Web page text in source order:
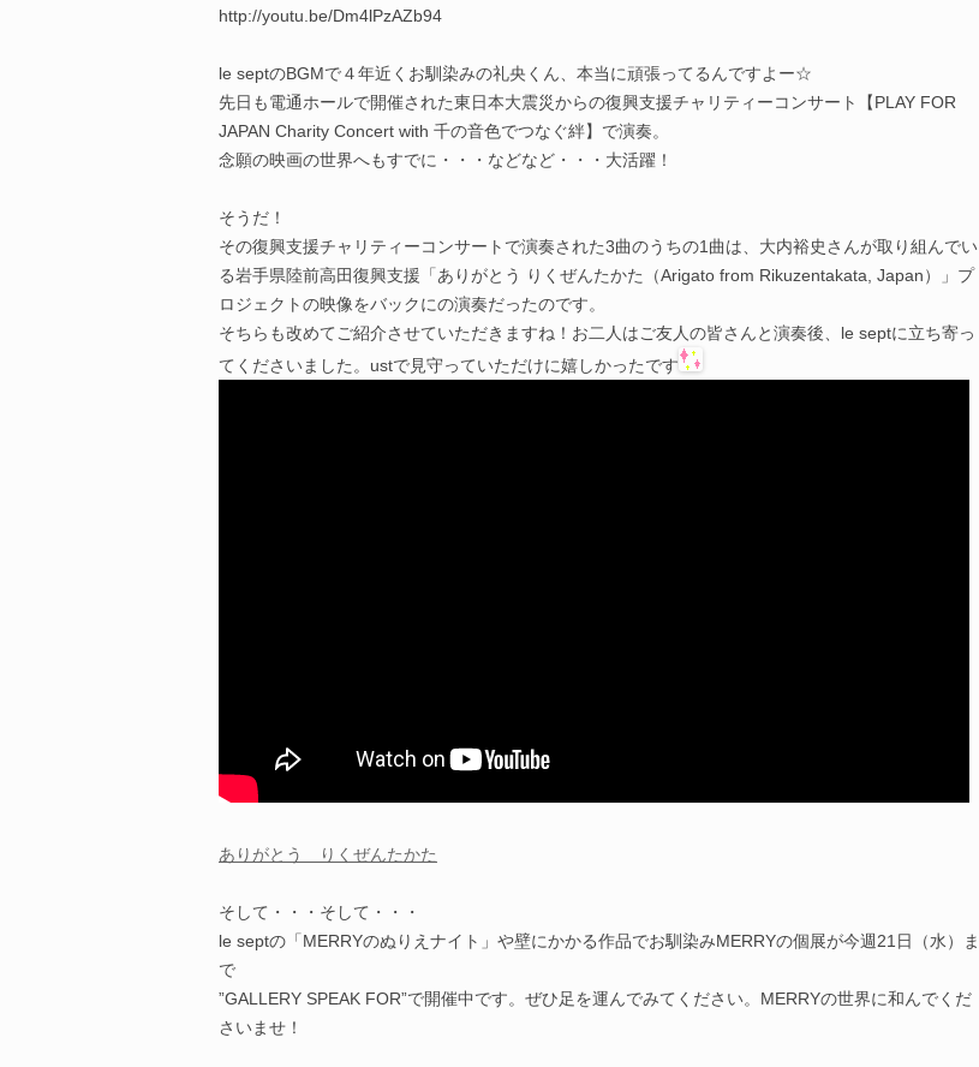
http://youtu.be/Dm4lPzAZb94
le septのBGMで４年近くお馴染みの礼央くん、本当に頑張ってるんですよー☆
先日も電通ホールで開催された東日本大震災からの復興支援チャリティーコンサート【PLAY FOR
JAPAN Charity Concert with 千の音色でつなぐ絆】で演奏。
念願の映画の世界へもすでに・・・などなど・・・大活躍！
そうだ！
その復興支援チャリティーコンサートで演奏された3曲のうちの1曲は、大内裕史さんが取り組んでい
る岩手県陸前高田復興支援「ありがとう りくぜんたかた（Arigato from Rikuzentakata, Japan）」プ
ロジェクトの映像をバックにの演奏だったのです。
そちらも改めてご紹介させていただきますね！お二人はご友人の皆さんと演奏後、le septに立ち寄っ
てくださいました。ustで見守っていただけに嬉しかったです
ありがとう りくぜんたかた
そして・・・そして・・・
le septの「MERRYのぬりえナイト」や壁にかかる作品でお馴染みMERRYの個展が今週21日（水）ま
で
”GALLERY SPEAK FOR”で開催中です。ぜひ足を運んでみてください。MERRYの世界に和んでくだ
さいませ！